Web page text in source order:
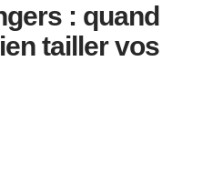
: quand
tailler vos